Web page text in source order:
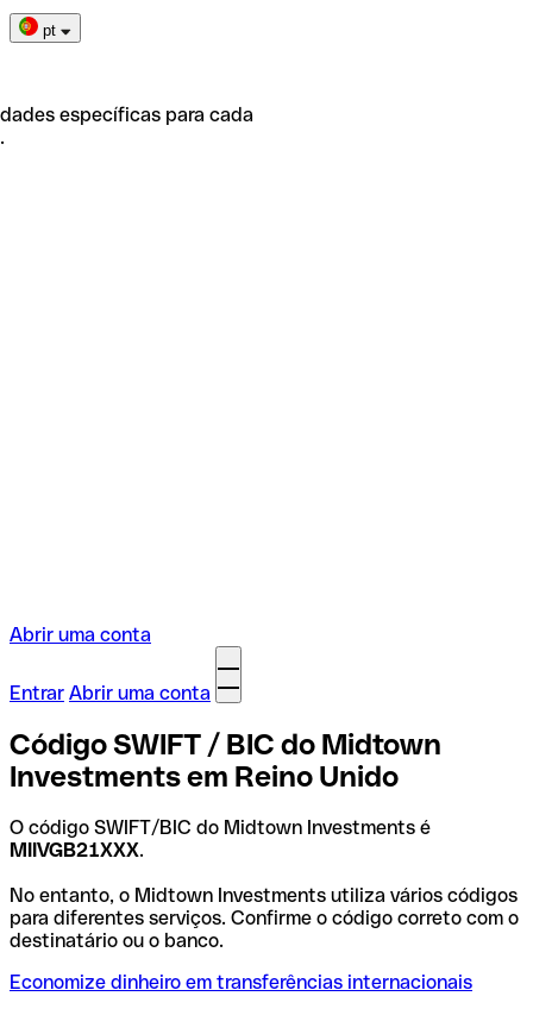
pt
específicas para cada
Abrir uma conta
Entrar Abrir uma conta
Código SWIFT / BIC do Midtown
Investments em Reino Unido
O código SWIFT/BIC do Midtown Investments é
MIIVGB21XXX.
No entanto, o Midtown Investments utiliza vários códigos
para diferentes serviços. Confirme o código correto com o
destinatário ou o banco.
Economize dinheiro em transferências internacionais